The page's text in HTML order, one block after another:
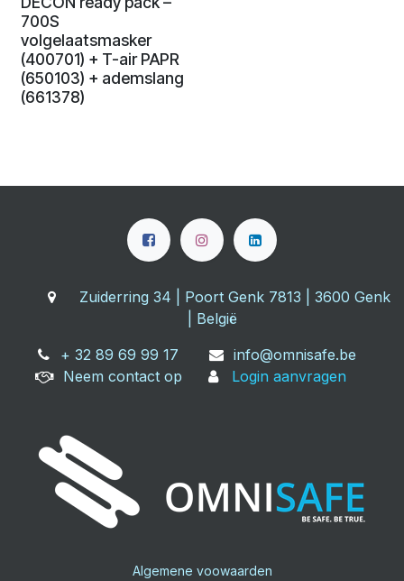
700S
volgelaatsmasker
(400701) + T-air PAPR
(650103) + ademslang
(661378)
Zuiderring 34 | Poort Genk 7813 | 3600 Genk
| België
+ 32 89 69 99 17
info@omnisafe.be
Neem contact op
Login aanvragen
Algemene voowaarden